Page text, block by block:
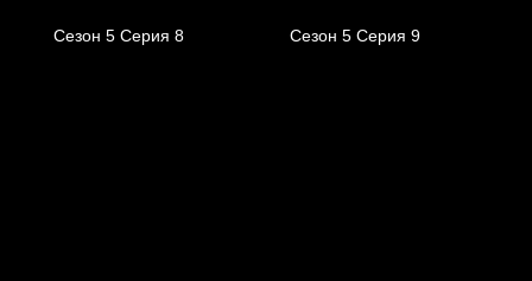
Сезон 5 Серия 8 Сезон 5 Серия 9